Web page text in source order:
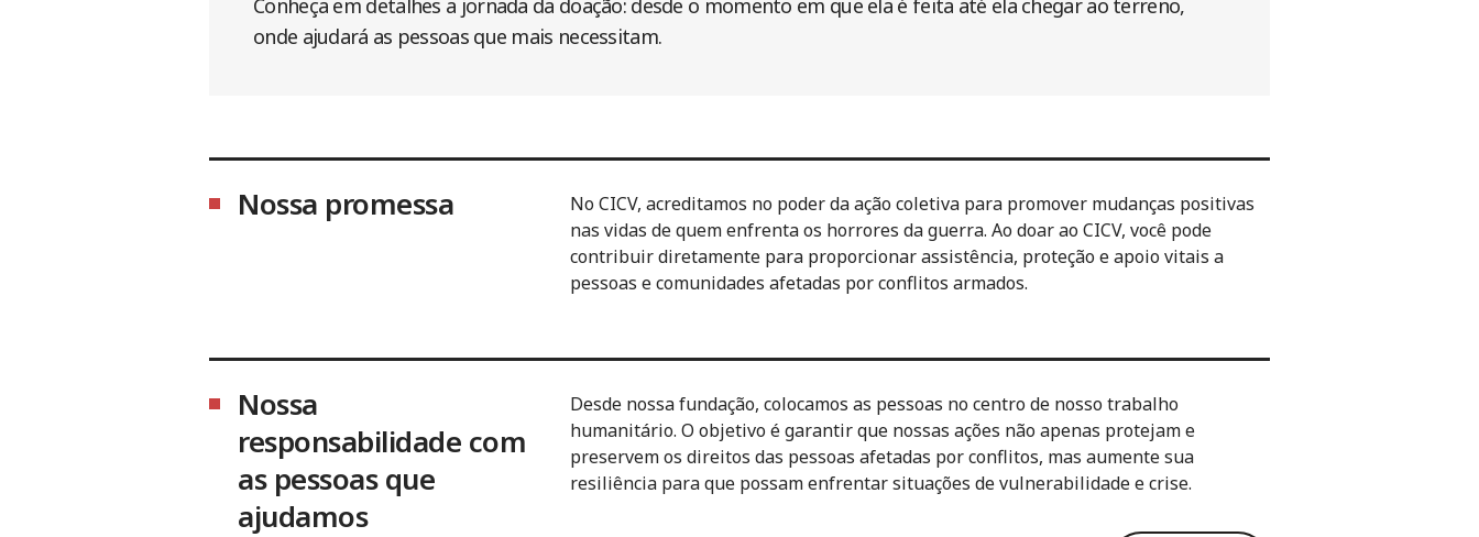
Conheça em detalhes a jornada da doação: desde o momento em que ela é feita até ela chegar ao terreno,
onde ajudará as pessoas que mais necessitam.
Nossa promessa
No CICV, acreditamos no poder da ação coletiva para promover mudanças positivas
nas vidas de quem enfrenta os horrores da guerra. Ao doar ao CICV, você pode
contribuir diretamente para proporcionar assistência, proteção e apoio vitais a
pessoas e comunidades afetadas por conflitos armados.
Nossa
responsabilidade com
as pessoas que
ajudamos
Desde nossa fundação, colocamos as pessoas no centro de nosso trabalho
humanitário. O objetivo é garantir que nossas ações não apenas protejam e
preservem os direitos das pessoas afetadas por conflitos, mas aumente sua
resiliência para que possam enfrentar situações de vulnerabilidade e crise.